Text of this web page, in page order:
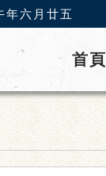
年六月廿五
首頁